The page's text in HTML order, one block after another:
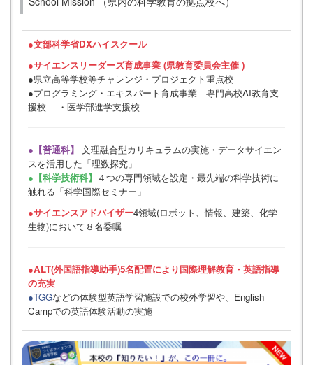
●文部科学省DXハイスクール
●サイエンスリーダーズ育成事業 (県教育委員会主催 )
●県立高等学校等チャレンジ・プロジェクト重点校
●プログラミング・エキスパート育成事業 専門高校AI教育支
援校 ・医学部進学支援校
●【普通科】 文理融合型カリキュラムの実施・データサイエン
スを活用した「理数探究」
●【科学技術科】 ４つの専門領域を設定・最先端の科学技術に
触れる「科学国際セミナー」
●サイエンスアドバイザー4領域(ロボット、情報、建築、化学
生物)において８名委嘱
●ALT(外国語指導助手)5名配置により国際理解教育・英語指導
の充実
●TGGなどの体験型英語学習施設での校外学習や、English
Campでの英語体験活動の実施